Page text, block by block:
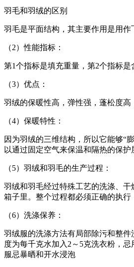
羽毛和羽绒的区别
羽毛是平面结构，其主要作用是用
（2）性能指标：
第1个指标是填充重量，第2个指标
（3）优点：
羽绒的保暖性高，弹性强，蓬松度高
（4）保暖特性：
因为羽绒的三维结构，所以它能够“
以通过固定空气来保温和隔热的保护
（5）羽绒和羽毛的生产过程：
羽绒和羽毛经过特殊工艺的洗涤、
箱子里。整个过程都必须正确的执行
（6）洗涤保养：
羽绒服的洗涤方法有局部除污和整
度为每千克水加入2～5克洗衣粉，
服忌暴晒和开水浸泡